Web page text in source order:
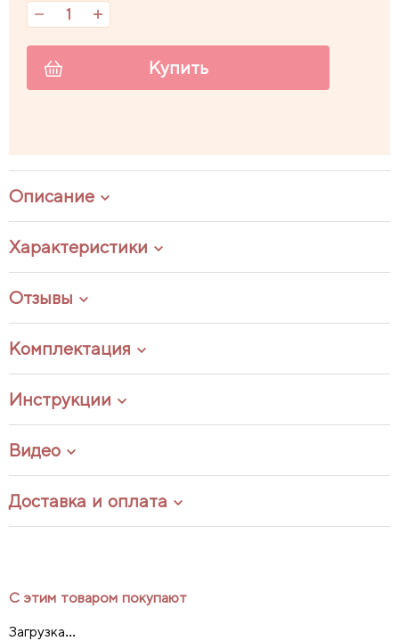
Купить
Описание
Характеристики
Отзывы
Комплектация
Инструкции
Видео
Доставка и оплата
С этим товаром покупают
Загрузка...